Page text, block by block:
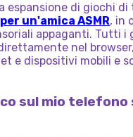
di giochi di
un'amica ASMR, in
appaganti. Tutti i
nel
e dispositivi mobili e
sul mio telefono